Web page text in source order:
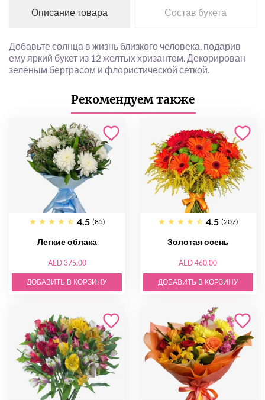
Описание товара Состав букета
Добавьте солнца в жизнь близкого человека, подарив
ему яркий букет из 12 желтых хризантем. Декорирован
зелёным берграсом и флористической сеткой.
Рекомендуем также
4.5 (85)
Легкие облака
AED 375.00
ДОБАВИТЬ В КОРЗИНУ
4.5 (207)
Золотая осень
AED 460.00
ДОБАВИТЬ В КОРЗИНУ